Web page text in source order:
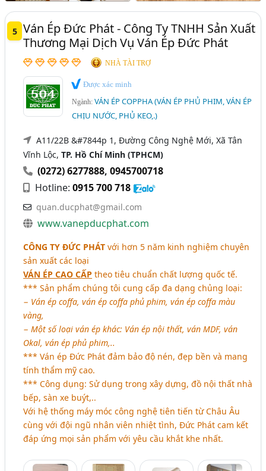
5 Ván Ép Đức Phát - Công Ty TNHH Sản Xuất
Thương Mại Dịch Vụ Ván Ép Đức Phát
NHÀ TÀI TRỢ
Được xác minh
Ngành:VÁN ÉP COPPHA (VÁN ÉP PHỦ PHIM, VÁN ÉP
CHỊU NƯỚC, PHỦ KEO,.)
A11/22B &#7844p 1, Đường Công Nghệ Mới, Xã Tân
Vĩnh Lộc,TP. Hồ Chí Minh (TPHCM)
(0272) 6277888,0945700718
Hotline:0915 700 718
quan.ducphat@gmail.com
www.vanepducphat.com
CÔNG TY ĐỨC PHÁT với hơn 5 năm kinh nghiệm chuyên
sản xuất các loại
VÁN ÉP CAO CẤP theo tiêu chuẩn chất lượng quốc tế.
*** Sản phẩm chúng tôi cung cấp đa dạng chủng loại:
− Ván ép coffa, ván ép coffa phủ phim, ván ép coffa màu
vàng,
− Một số loại ván ép khác: Ván ép nội thất, ván MDF, ván
Okal, ván ép phủ phim,..
*** Ván ép Đức Phát đảm bảo độ nén, đẹp bền và mang
tính thẩm mỹ cao.
*** Công dụng: Sử dụng trong xây dựng, đồ nội thất nhà
bếp, sàn xe buýt,..
Với hệ thống máy móc công nghệ tiên tiến từ Châu Âu
cùng với đội ngũ nhân viên nhiệt tình, Đức Phát cam kết
đáp ứng mọi sản phẩm với yêu cầu khắt khe nhất.